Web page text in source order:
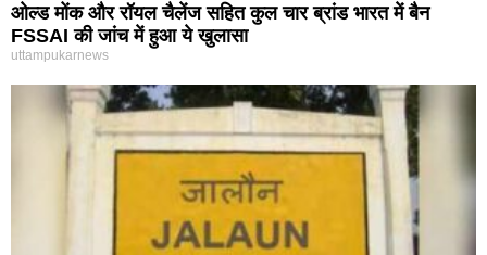
ओल्ड मोंक और रॉयल चैलेंज सहित कुल चार ब्रांड भारत में बैन
FSSAI की जांच में हुआ ये खुलासा
uttampukarnews